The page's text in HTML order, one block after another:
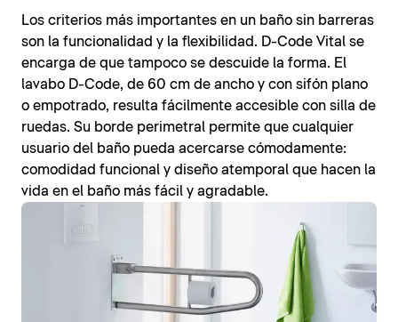
Los criterios más importantes en un baño sin barreras
son la funcionalidad y la flexibilidad. D-Code Vital se
encarga de que tampoco se descuide la forma. El
lavabo D-Code, de 60 cm de ancho y con sifón plano
o empotrado, resulta fácilmente accesible con silla de
ruedas. Su borde perimetral permite que cualquier
usuario del baño pueda acercarse cómodamente:
comodidad funcional y diseño atemporal que hacen la
vida en el baño más fácil y agradable.